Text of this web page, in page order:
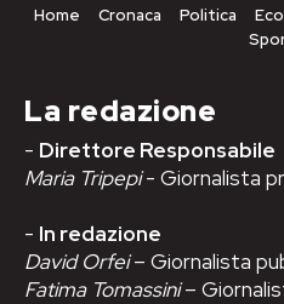
Home Cronaca Politica
La redazione
- Direttore Responsabile
Maria Tripepi- Giornalista
- In redazione
David Orfei– Giornalista
Fatima Tomassini–